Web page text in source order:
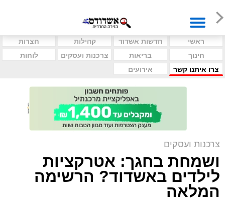
ראשי חדשות אשדוד קהילות
חצרות
חינוך
בריאות צרכנות ועסקים
לוחות
צרו איתנו קשר
אירועים
צרכנות ועסקים
ושמחת בחגך: אטרקציות
לילדים באשדוד? הרשימה
המלאה